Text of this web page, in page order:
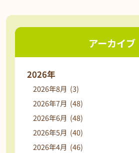
アーカイブ
2026年
2026年8月 (3)
2026年7月 (48)
2026年6月 (48)
2026年5月 (40)
2026年4月 (46)